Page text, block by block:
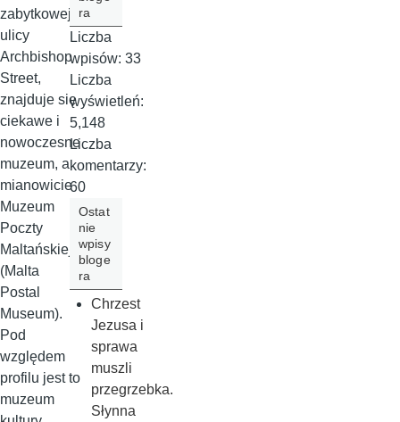
zabytkowej
ulicy
Archbishop
Street,
znajduje się
ciekawe i
nowoczesne
muzeum, a
mianowicie
Muzeum
Poczty
Maltańskiej
(Malta
Postal
Museum).
Pod
względem
profilu jest to
muzeum
ra
Liczba
wpisów: 33
Liczba
wyświetleń:
5,148
Liczba
komentarzy:
60
Ostat
nie
wpisy
bloge
ra
Chrzest
Jezusa i
sprawa
muszli
przegrzebka.
Słynna